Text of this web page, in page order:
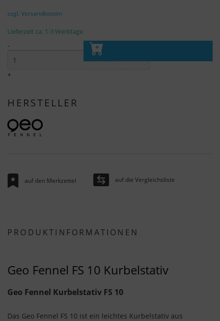
zzgl. Versandkosten
Lieferzeit ca. 1-3 Werktage
-
+
In den Warenkorb
HERSTELLER
auf den Merkzettel auf die Vergleichsliste
PRODUKTINFORMATIONEN
Geo Fennel FS 10 Kurbelstativ
Geo Fennel Kurbelstativ FS 10
Das Geo Fennel FS 10 ist ein leichtes Kurbelstativ aus